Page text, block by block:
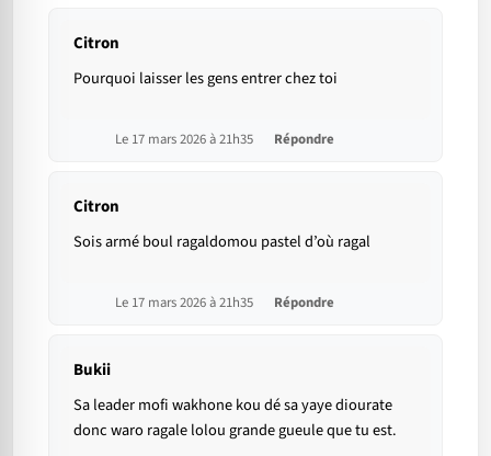
Citron
Pourquoi laisser les gens entrer chez toi
Le 17 mars 2026 à 21h35 Répondre
Citron
Sois armé boul ragaldomou pastel d’où ragal
Le 17 mars 2026 à 21h35 Répondre
Bukii
Sa leader mofi wakhone kou dé sa yaye diourate
donc waro ragale lolou grande gueule que tu est.